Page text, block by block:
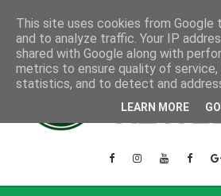
This site uses cookies from Google
and to analyze traffic. Your IP
shared with Google along with
metrics to ensure quality of service,
statistics, and to detect and
LEARN MORE